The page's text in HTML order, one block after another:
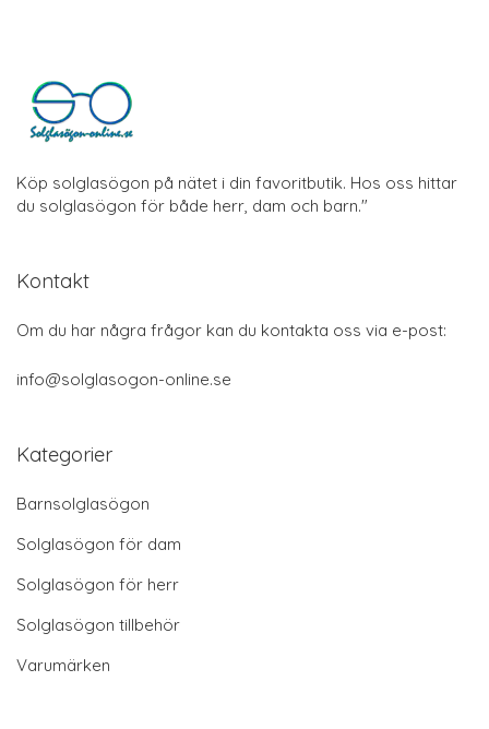
Köp solglasögon på nätet i din favoritbutik. Hos oss hittar
du solglasögon för både herr, dam och barn."
Kontakt
Om du har några frågor kan du kontakta oss via e-post:
info@solglasogon-online.se
Kategorier
Barnsolglasögon
Solglasögon för dam
Solglasögon för herr
Solglasögon tillbehör
Varumärken